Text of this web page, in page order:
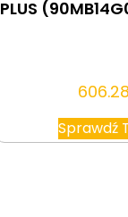
PLUS
606.28
Sprawdź